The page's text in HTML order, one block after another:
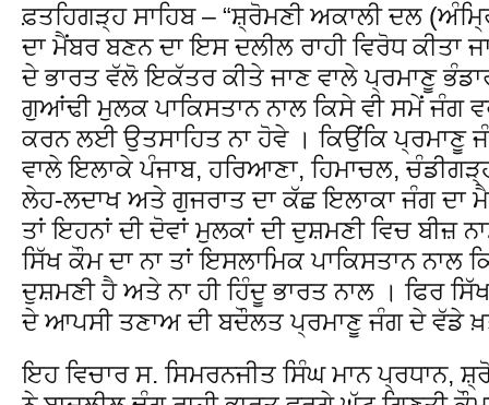
ਫ਼ਤਹਿਗੜ੍ਹ ਸਾਹਿਬ – “ਸ਼੍ਰੋਮਣੀ ਅਕਾਲੀ ਦਲ
ਦਾ ਮੈਂਬਰ ਬਣਨ ਦਾ ਇਸ ਦਲੀਲ ਰਾਹੀ ਵਿਰੋਧ ਕੀਤਾ
ਦੇ ਭਾਰਤ ਵੱਲੋ ਇਕੱਤਰ ਕੀਤੇ ਜਾਣ ਵਾਲੇ ਪ੍ਰਮਾਣੂ
ਗੁਆਂਢੀ ਮੁਲਕ ਪਾਕਿਸਤਾਨ ਨਾਲ ਕਿਸੇ ਵੀ ਸਮੇਂ ਜੰਗ
ਕਰਨ ਲਈ ਉਤਸਾਹਿਤ ਨਾ ਹੋਵੇ । ਕਿਉਂਕਿ ਪ੍ਰਮਾਣੂ
ਵਾਲੇ ਇਲਾਕੇ ਪੰਜਾਬ, ਹਰਿਆਣਾ, ਹਿਮਾਚਲ,
ਲੇਹ-ਲਦਾਖ ਅਤੇ ਗੁਜਰਾਤ ਦਾ ਕੱਛ ਇਲਾਕਾ ਜੰਗ ਦਾ
ਤਾਂ ਇਹਨਾਂ ਦੀ ਦੋਵਾਂ ਮੁਲਕਾਂ ਦੀ ਦੁਸ਼ਮਣੀ ਵਿਚ ਬੀਜ਼
ਸਿੱਖ ਕੌਮ ਦਾ ਨਾ ਤਾਂ ਇਸਲਾਮਿਕ ਪਾਕਿਸਤਾਨ ਨਾਲ
ਦੁਸ਼ਮਣੀ ਹੈ ਅਤੇ ਨਾ ਹੀ ਹਿੰਦੂ ਭਾਰਤ ਨਾਲ । ਫਿਰ
ਦੇ ਆਪਸੀ ਤਣਾਅ ਦੀ ਬਦੌਲਤ ਪ੍ਰਮਾਣੂ ਜੰਗ ਦੇ ਵੱਡੇ
ਇਹ ਵਿਚਾਰ ਸ. ਸਿਮਰਨਜੀਤ ਸਿੰਘ ਮਾਨ ਪ੍ਰਧਾਨ,